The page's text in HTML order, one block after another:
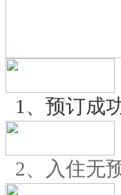
1、预订成
2、入住无